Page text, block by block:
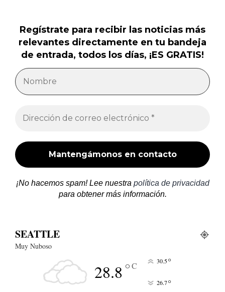
Regístrate para recibir las noticias más
relevantes directamente en tu bandeja
de entrada, todos los días, ¡ES GRATIS!
¡No hacemos spam! Lee nuestra política de privacidad
para obtener más información.
SEATTLE
Muy Nuboso
28.8°C 30.5°
26.7°